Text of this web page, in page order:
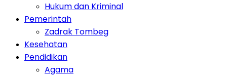
Hukum dan Kriminal
Pemerintah
Zadrak Tombeg
Kesehatan
Pendidikan
Agama